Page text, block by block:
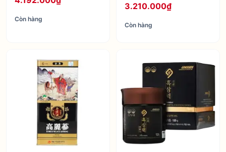
Còn hàng
3.210.000₫
Còn hàng